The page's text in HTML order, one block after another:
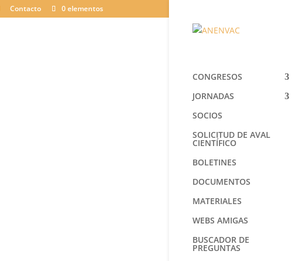
Contacto 0 elementos
CONGRESOS
JORNADAS
SOCIOS
SOLICITUD DE AVAL
CIENTÍFICO
BOLETINES
DOCUMENTOS
MATERIALES
WEBS AMIGAS
BUSCADOR DE
PREGUNTAS